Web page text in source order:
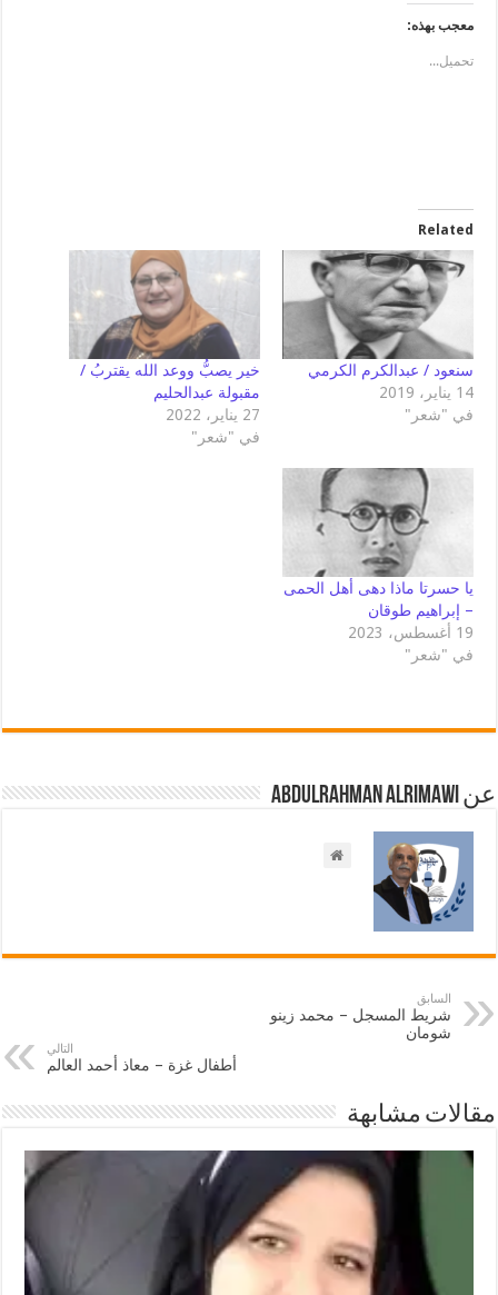
معجب بهذه:
تحميل...
Related
سنعود / عبدالكرم الكرمي
14 يناير، 2019
في "شعر"
خير يصبُّ ووعد الله يقتربُ /
مقبولة عبدالحليم
27 يناير، 2022
في "شعر"
يا حسرتا ماذا دهى أهل الحمى
– إبراهيم طوقان
19 أغسطس، 2023
في "شعر"
عن Abdulrahman AlRimawi
السابق
شريط المسجل – محمد زينو
شومان
التالي
أطفال غزة – معاذ أحمد العالم
مقالات مشابهة